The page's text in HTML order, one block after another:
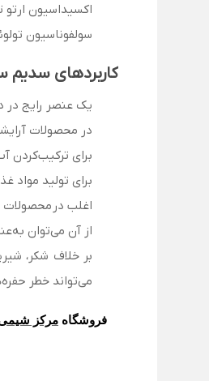
اکسیداسیون ارتو
سولفوناسیون
کاربردهای سدیم
یک عنصر رایج در
در محصولات
برای تركیب‌كردن
برای تولید مواد
اغلب در محصولات
از آن می‌توان
بر خلاف شکر،
می‌تواند خطر
فروشگاه مرکز شیمی